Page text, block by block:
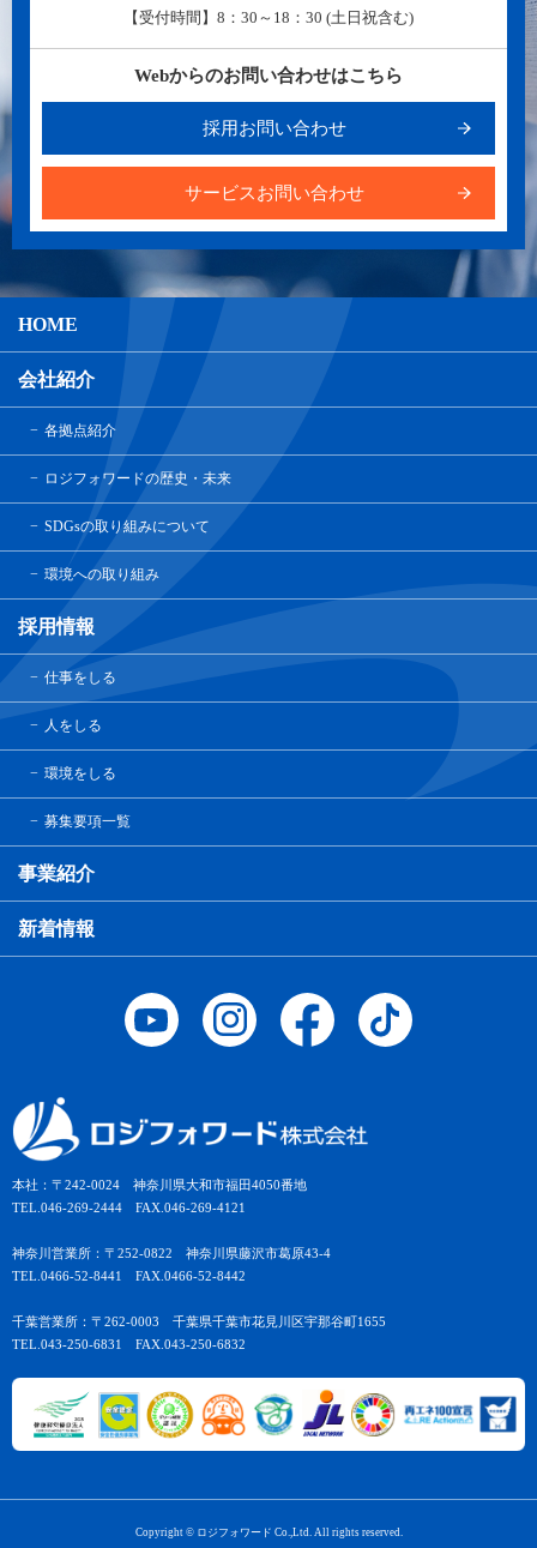
【受付時間】8：30～18：30 (土日祝含む)
Webからのお問い合わせはこちら
採用お問い合わせ
サービスお問い合わせ
本社：〒242-0024 神奈川県大和市福田4050番地
TEL.046-269-2444 FAX.046-269-4121
神奈川営業所：〒252-0822 神奈川県藤沢市葛原43-4
TEL.0466-52-8441 FAX.0466-52-8442
千葉営業所：〒262-0003 千葉県千葉市花見川区宇那谷町1655
TEL.043-250-6831 FAX.043-250-6832
HOME
会社紹介
各拠点紹介
ロジフォワードの歴史・未来
SDGsの取り組みについて
環境への取り組み
採用情報
仕事をしる
人をしる
環境をしる
募集要項一覧
事業紹介
新着情報
Copyright © ロジフォワード Co.,Ltd. All rights reserved.